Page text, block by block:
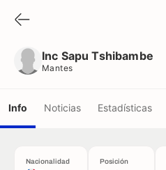
Inc Sapu Tshibambe
Mantes
Info Noticias Estadísticas
Nacionalidad Posición